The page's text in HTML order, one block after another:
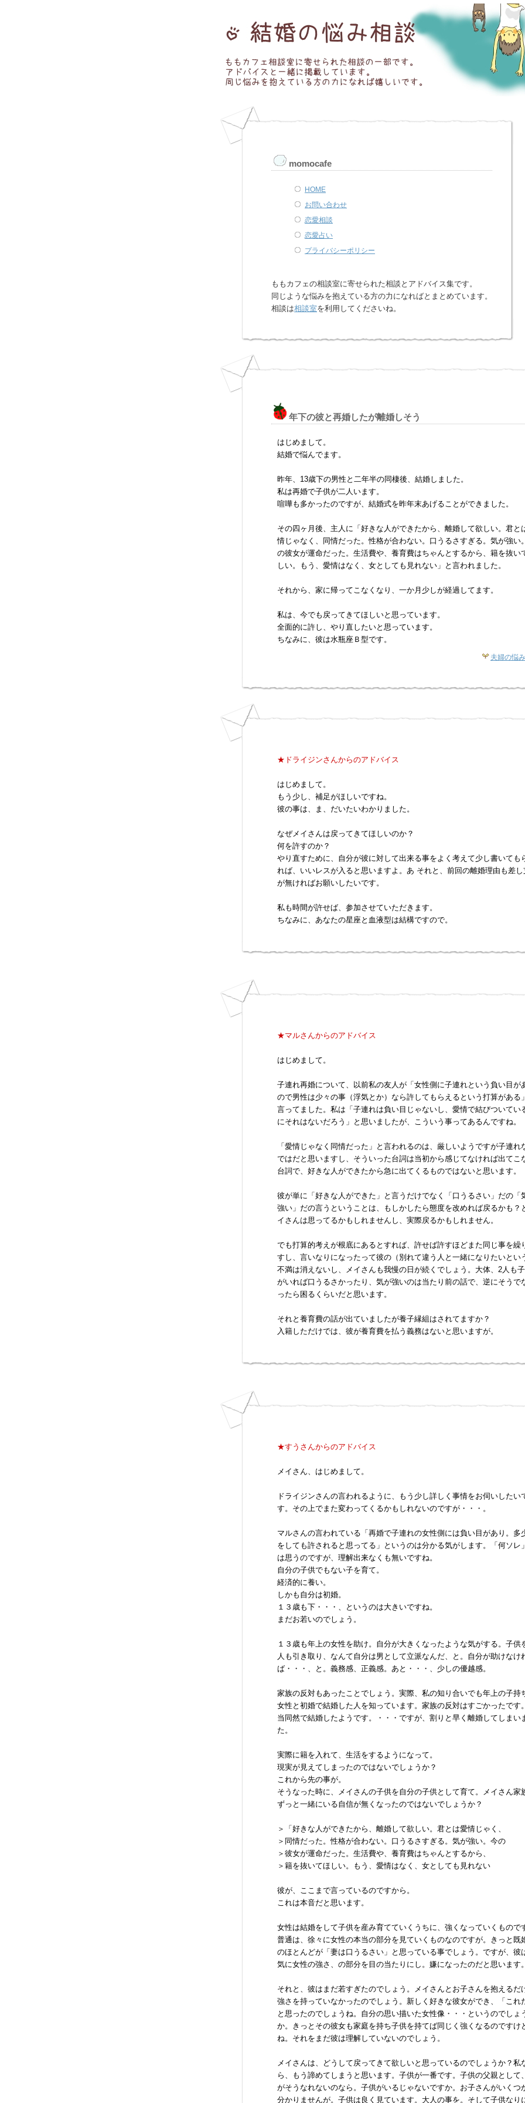
momocafe
HOME
お問い合わせ
恋愛相談
恋愛占い
プライバシーポリシー
ももカフェの相談室に寄せられた相談とアドバイス集です。
同じような悩みを抱えている方の力になればとまとめています。
相談は相談室を利用してくださいね。
年下の彼と再婚したが離婚しそう
はじめまして。
結婚で悩んでます。
昨年、13歳下の男性と二年半の同棲後、結婚しました。
私は再婚で子供が二人います。
喧嘩も多かったのですが、結婚式を昨年末あげることができました。
その四ヶ月後、主人に「好きな人ができたから、離婚して欲しい。君と
情じゃなく、同情だった。性格が合わない。口うるさすぎる。気が強い
の彼女が運命だった。生活費や、養育費はちゃんとするから、籍を抜い
しい。もう、愛情はなく、女としても見れない」と言われました。
それから、家に帰ってこなくなり、一か月少しが経過してます。
私は、今でも戻ってきてほしいと思っています。
全面的に許し、やり直したいと思っています。
ちなみに、彼は水瓶座Ｂ型です。
夫婦の悩
★ドライジンさんからのアドバイス
はじめまして。
もう少し、補足がほしいですね。
彼の事は、ま、だいたいわかりました。
なぜメイさんは戻ってきてほしいのか？
何を許すのか？
やり直すために、自分が彼に対して出来る事をよく考えて少し書いても
れば、いいレスが入ると思いますよ。あ それと、前回の離婚理由も差し
が無ければお願いしたいです。
私も時間が許せば、参加させていただきます。
ちなみに、あなたの星座と血液型は結構ですので。
★マルさんからのアドバイス
はじめまして。
子連れ再婚について、以前私の友人が「女性側に子連れという負い目が
ので男性は少々の事（浮気とか）なら許してもらえるという打算がある
言ってました。私は「子連れは負い目じゃないし、愛情で結びついてい
にそれはないだろう」と思いましたが、こういう事ってあるんですね。
「愛情じゃなく同情だった」と言われるのは、厳しいようですが子連れ
ではだと思いますし、そういった台詞は当初から感じてなければ出てこ
台詞で、好きな人ができたから急に出てくるものではないと思います。
彼が単に「好きな人ができた」と言うだけでなく「口うるさい」だの「
強い」だの言うということは、もしかしたら態度を改めれば戻るかも？
イさんは思ってるかもしれませんし、実際戻るかもしれません。
でも打算的考えが根底にあるとすれば、許せば許すほどまた同じ事を繰
すし、言いなりになったって彼の（別れて違う人と一緒になりたいとい
不満は消えないし、メイさんも我慢の日が続くでしょう。大体、2人も
がいれば口うるさかったり、気が強いのは当たり前の話で、逆にそうで
ったら困るくらいだと思います。
それと養育費の話が出ていましたが養子縁組はされてますか？
入籍しただけでは、彼が養育費を払う義務はないと思いますが。
★すうさんからのアドバイス
メイさん、はじめまして。
ドライジンさんの言われるように、もう少し詳しく事情をお伺いしたい
す。その上でまた変わってくるかもしれないのですが・・・。
マルさんの言われている「再婚で子連れの女性側には負い目があり。多
をしても許されると思ってる」というのは分かる気がします。「何ソレ
は思うのですが、理解出来なくも無いですね。
自分の子供でもない子を育て。
経済的に養い。
しかも自分は初婚。
１３歳も下・・・、というのは大きいですね。
まだお若いのでしょう。
１３歳も年上の女性を助け。自分が大きくなったような気がする。子供
人も引き取り、なんて自分は男として立派なんだ、と。自分が助けなけ
ば・・・、と。義務感、正義感。あと・・・、少しの優越感。
家族の反対もあったことでしょう。実際、私の知り合いでも年上の子持
女性と初婚で結婚した人を知っています。家族の反対はすごかったです
当同然で結婚したようです。・・・ですが、割りと早く離婚してしまい
た。
実際に籍を入れて、生活をするようになって。
現実が見えてしまったのではないでしょうか？
これから先の事が。
そうなった時に、メイさんの子供を自分の子供として育て。メイさん家
ずっと一緒にいる自信が無くなったのではないでしょうか？
＞「好きな人ができたから、離婚して欲しい。君とは愛情じゃく、
＞同情だった。性格が合わない。口うるさすぎる。気が強い。今の
＞彼女が運命だった。生活費や、養育費はちゃんとするから、
＞籍を抜いてほしい。もう、愛情はなく、女としても見れない
彼が、ここまで言っているのですから。
これは本音だと思います。
女性は結婚をして子供を産み育てていくうちに、強くなっていくもので
普通は、徐々に女性の本当の部分を見ていくものなのですが。きっと既
のほとんどが「妻は口うるさい」と思っている事でしょう。ですが、彼
気に女性の強さ、の部分を目の当たりにし。嫌になったのだと思います。
それと、彼はまだ若すぎたのでしょう。メイさんとお子さんを抱えるだ
強さを持っていなかったのでしょう。新しく好きな彼女ができ、「これ
と思ったのでしょうね。自分の思い描いた女性像・・・というのでしょ
か。きっとその彼女も家庭を持ち子供を持てば同じく強くなるのですけ
ね。それをまだ彼は理解していないのでしょう。
メイさんは、どうして戻ってきて欲しいと思っているのでしょうか？私
ら、もう諦めてしまうと思います。子供が一番です。子供の父親として
がそうなれないのなら。子供がいるじゃないですか。お子さんがいくつ
分かりませんが。子供は良く見ています。大人の事を。そして子供なり